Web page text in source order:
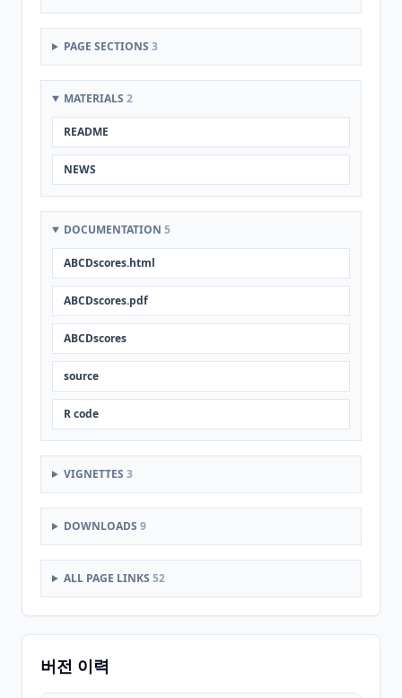
PAGE SECTIONS 3
MATERIALS 2
README
NEWS
DOCUMENTATION 5
ABCDscores.html
ABCDscores.pdf
ABCDscores
source
R code
VIGNETTES 3
DOWNLOADS 9
ALL PAGE LINKS 52
버전 이력